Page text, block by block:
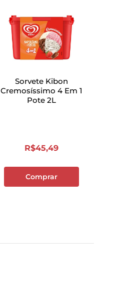
Sorvete Kibon
Cremosíssimo 4 Em 1
Pote 2L
R$45,49
Comprar